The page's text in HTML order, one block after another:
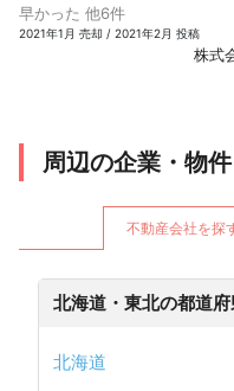
早かった 他6件
2021年1月 売却 / 2021年2月 投稿
株式
周辺の企業・物
不動産会社を探
北海道・東北の都道
北海道